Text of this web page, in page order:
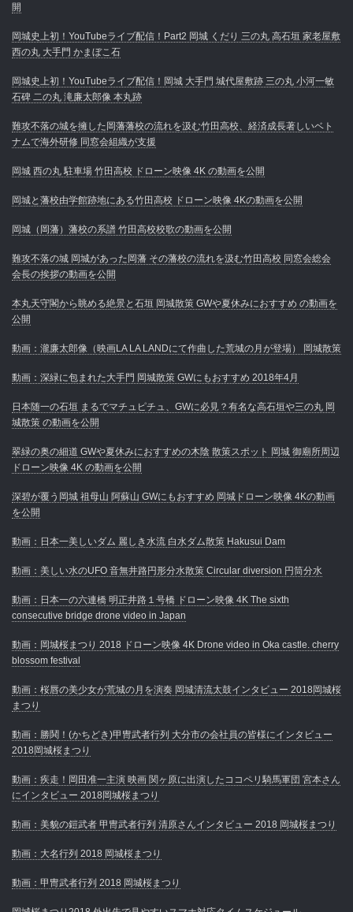
開
岡城史上初！YouTubeライブ配信！Part2 岡城 くだり 三の丸 高石垣 家老屋敷
西の丸 大手門 かまぼこ石
岡城史上初！YouTubeライブ配信！岡城 大手門 城代屋敷跡 三の丸 小河一敏
石碑 二の丸 滝廉太郎像 本丸跡
難攻不落の城を擁した岡藩藩校の流れを汲む竹田高校、経済成長著しいベト
ナムで海外研修 同窓会組織が支援
岡城 西の丸 駐車場 竹田高校 ドローン映像 4K の動画を公開
岡城と藩校由学館跡地にある竹田高校 ドローン映像 4Kの動画を公開
岡城（岡藩）藩校の系譜 竹田高校校歌の動画を公開
難攻不落の城 岡城があった岡藩 その藩校の流れを汲む竹田高校 同窓会総会
会長の挨拶の動画を公開
本丸天守閣から眺める絶景と石垣 岡城散策 GWや夏休みにおすすめ の動画を
公開
動画：瀧廉太郎像（映画LA LA LANDにて作曲した荒城の月が登場） 岡城散策
動画：深緑に包まれた大手門 岡城散策 GWにもおすすめ 2018年4月
日本随一の石垣 まるでマチュピチュ、GWに必見？有名な高石垣や三の丸 岡
城散策 の動画を公開
翠緑の奥の細道 GWや夏休みにおすすめの木陰 散策スポット 岡城 御廟所周辺
ドローン映像 4K の動画を公開
深碧が覆う岡城 祖母山 阿蘇山 GWにもおすすめ 岡城ドローン映像 4Kの動画
を公開
動画：日本一美しいダム 麗しき水流 白水ダム散策 Hakusui Dam
動画：美しい水のUFO 音無井路円形分水散策 Circular diversion 円筒分水
動画：日本一の六連橋 明正井路１号橋 ドローン映像 4K The sixth
consecutive bridge drone video in Japan
動画：岡城桜まつり 2018 ドローン映像 4K Drone video in Oka castle. cherry
blossom festival
動画：桜唇の美少女が荒城の月を演奏 岡城清流太鼓インタビュー 2018岡城桜
まつり
動画：勝鬨！(かちどき)甲冑武者行列 大分市の会社員の皆様にインタビュー
2018岡城桜まつり
動画：疾走！岡田准一主演 映画 関ヶ原に出演したココペリ騎馬軍団 宮本さん
にインタビュー 2018岡城桜まつり
動画：美貌の鎧武者 甲冑武者行列 清原さんインタビュー 2018 岡城桜まつり
動画：大名行列 2018 岡城桜まつり
動画：甲冑武者行列 2018 岡城桜まつり